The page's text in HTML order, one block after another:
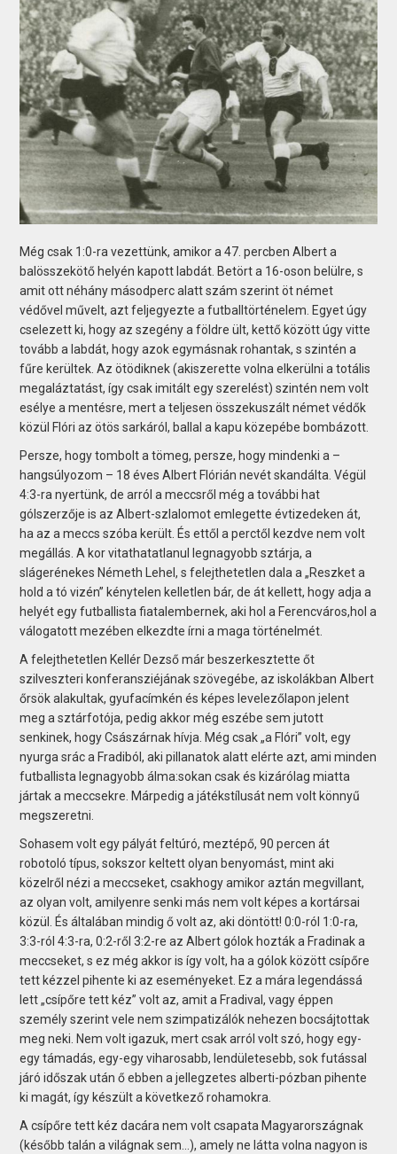
Még csak 1:0-ra vezettünk, amikor a 47. percben Albert a
balösszekötő helyén kapott labdát. Betört a 16-oson belülre, s
amit ott néhány másodperc alatt szám szerint öt német
védővel művelt, azt feljegyezte a futballtörténelem. Egyet úgy
cselezett ki, hogy az szegény a földre ült, kettő között úgy vitte
tovább a labdát, hogy azok egymásnak rohantak, s szintén a
fűre kerültek. Az ötödiknek (akiszerette volna elkerülni a totális
megaláztatást, így csak imitált egy szerelést) szintén nem volt
esélye a mentésre, mert a teljesen összekuszált német védők
közül Flóri az ötös sarkáról, ballal a kapu közepébe bombázott.
Persze, hogy tombolt a tömeg, persze, hogy mindenki a –
hangsúlyozom – 18 éves Albert Flórián nevét skandálta. Végül
4:3-ra nyertünk, de arról a meccsről még a további hat
gólszerzője is az Albert-szlalomot emlegette évtizedeken át,
ha az a meccs szóba került. És ettől a perctől kezdve nem volt
megállás. A kor vitathatatlanul legnagyobb sztárja, a
slágerénekes Németh Lehel, s felejthetetlen dala a „Reszket a
hold a tó vizén” kénytelen kelletlen bár, de át kellett, hogy adja a
helyét egy futballista fiatalembernek, aki hol a Ferencváros,hol a
válogatott mezében elkezdte írni a maga történelmét.
A felejthetetlen Kellér Dezső már beszerkesztette őt
szilveszteri konferansziéjának szövegébe, az iskolákban Albert
őrsök alakultak, gyufacímkén és képes levelezőlapon jelent
meg a sztárfotója, pedig akkor még eszébe sem jutott
senkinek, hogy Császárnak hívja. Még csak „a Flóri” volt, egy
nyurga srác a Fradiból, aki pillanatok alatt elérte azt, ami minden
futballista legnagyobb álma:sokan csak és kizárólag miatta
jártak a meccsekre. Márpedig a játékstílusát nem volt könnyű
megszeretni.
Sohasem volt egy pályát feltúró, meztépő, 90 percen át
robotoló típus, sokszor keltett olyan benyomást, mint aki
közelről nézi a meccseket, csakhogy amikor aztán megvillant,
az olyan volt, amilyenre senki más nem volt képes a kortársai
közül. És általában mindig ő volt az, aki döntött! 0:0-ról 1:0-ra,
3:3-ról 4:3-ra, 0:2-ről 3:2-re az Albert gólok hozták a Fradinak a
meccseket, s ez még akkor is így volt, ha a gólok között csípőre
tett kézzel pihente ki az eseményeket. Ez a mára legendássá
lett „csípőre tett kéz” volt az, amit a Fradival, vagy éppen
személy szerint vele nem szimpatizálók nehezen bocsájtottak
meg neki. Nem volt igazuk, mert csak arról volt szó, hogy egy-
egy támadás, egy-egy viharosabb, lendületesebb, sok futással
járó időszak után ő ebben a jellegzetes alberti-pózban pihente
ki magát, így készült a következő rohamokra.
A csípőre tett kéz dacára nem volt csapata Magyarországnak
(később talán a világnak sem…), amely ne látta volna nagyon is